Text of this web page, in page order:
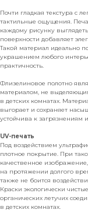
Почти гладкая текстура с
тактильные ощущения.
каждому рисунку
поверхности добавляет
Такой материал идеально
украшением любого
практичность.
Флизелиновое полотно
материалом, не
в детских комнатах.
выгорает и сохраняет
устойчива к загрязнениям
UV-печать
Под воздействием
плотное покрытие. При
качественное
на протяжении долгого
также не боится
Краски экологически
органических летучих
в детских комнатах.